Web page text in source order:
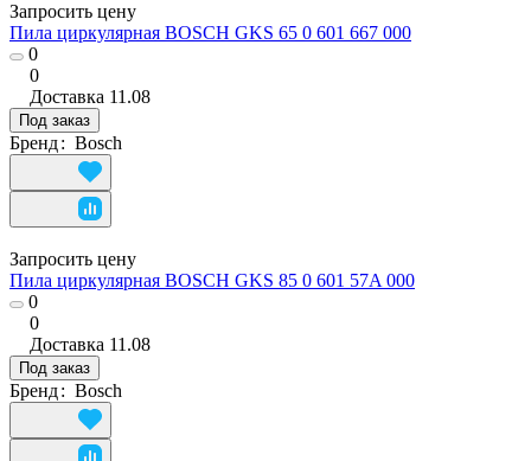
Запросить цену
Пила циркулярная BOSCH GKS 65 0 601 667 000
0
0
Доставка 11.08
Под заказ
Бренд: Bosch
Запросить цену
Пила циркулярная BOSCH GKS 85 0 601 57A 000
0
0
Доставка 11.08
Под заказ
Бренд: Bosch